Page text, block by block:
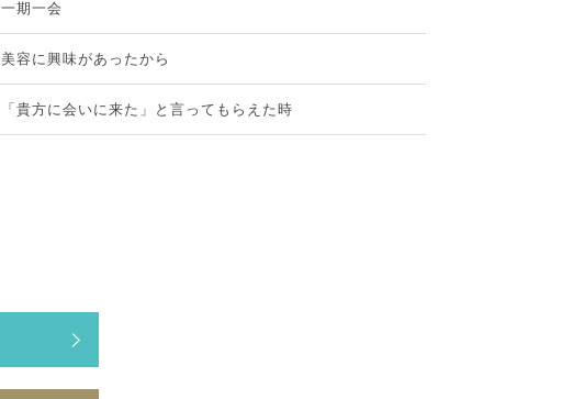
一期一会
美容に興味があったから
「貴方に会いに来た」と言ってもらえた時